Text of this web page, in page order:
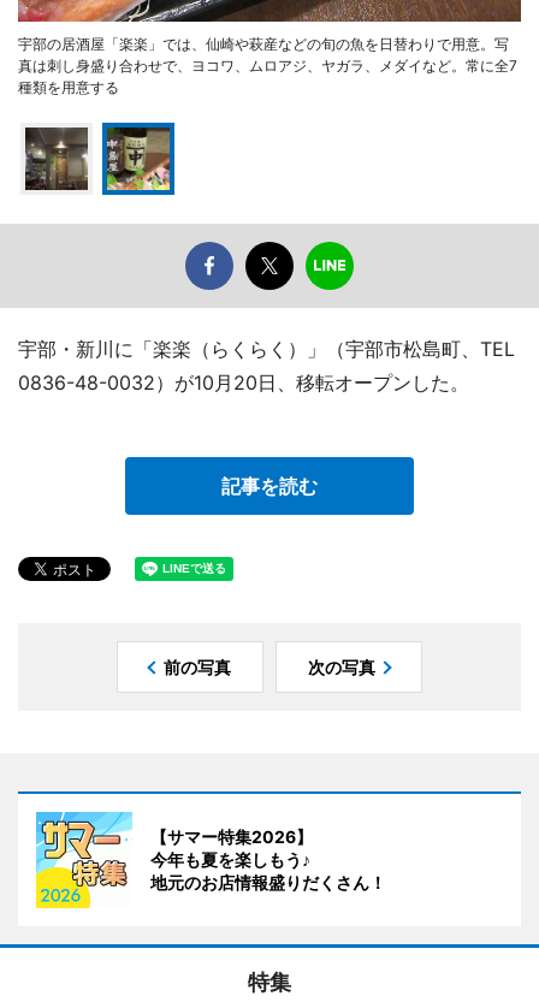
宇部の居酒屋「楽楽」では、仙崎や萩産などの旬の魚を日替わりで用意。写
真は刺し身盛り合わせで、ヨコワ、ムロアジ、ヤガラ、メダイなど。常に全7
種類を用意する
宇部・新川に「楽楽（らくらく）」（宇部市松島町、TEL
0836-48-0032）が10月20日、移転オープンした。
記事を読む
前の写真 次の写真
【サマー特集2026】
今年も夏を楽しもう♪
地元のお店情報盛りだくさん！
特集